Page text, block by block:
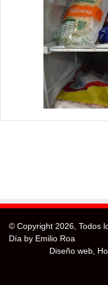
© Copyright 2026, Todos
Día by Emilio Roa
Diseño web,